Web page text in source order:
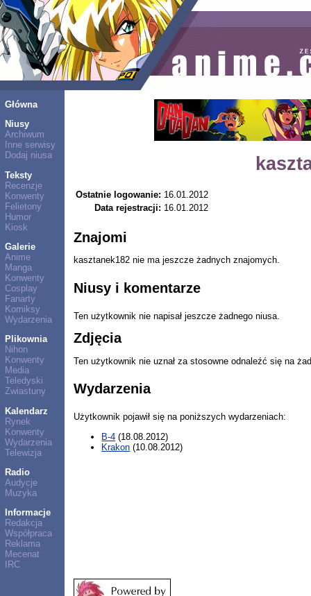
Główna
Niusy
Archiwum
Inne serwisy
Dodaj niusa
Teksty
Recenzje
Konwenty
Felietony
Humor
Kiosk
Galerie
Anime
Manga
Konwenty
Cosplay
Fanarty
Komiksy
Wydarzenia
Plikownia
Nihon
Konwenty
Media
Teledyski
Zwiastuny
Kalendarz
Rynek
Konwenty
Wydarzenia
Telewizja
Radio
Audycje
Muzyka
Informacje
Redakcja
Współpraca
Reklama
Mecenat
IRC
Ostatnie logowanie: 16.01.2012
Data rejestracji: 16.01.2012
Znajomi
kasztanek182 nie ma jeszcze żadnych znajomych.
Niusy i komentarze
Ten użytkownik nie napisał jeszcze żadnego niusa.
Zdjęcia
Ten użytkownik nie uznał za stosowne odnaleźć się na
Wydarzenia
Użytkownik pojawił się na poniższych wydarzeniach:
B-4 (18.08.2012)
Krakon (10.08.2012)